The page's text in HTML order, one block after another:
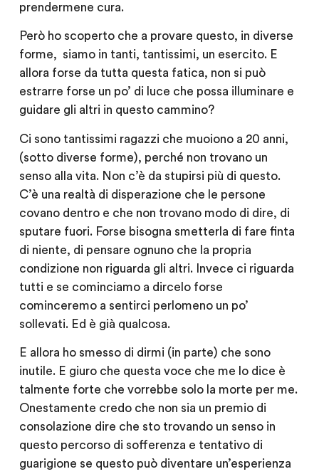
prendermene cura.
Però ho scoperto che a provare questo, in diverse
forme, siamo in tanti, tantissimi, un esercito. E
allora forse da tutta questa fatica, non si può
estrarre forse un po’ di luce che possa illuminare e
guidare gli altri in questo cammino?
Ci sono tantissimi ragazzi che muoiono a 20 anni,
(sotto diverse forme), perché non trovano un
senso alla vita. Non c’è da stupirsi più di questo.
C’è una realtà di disperazione che le persone
covano dentro e che non trovano modo di dire, di
sputare fuori. Forse bisogna smetterla di fare finta
di niente, di pensare ognuno che la propria
condizione non riguarda gli altri. Invece ci riguarda
tutti e se cominciamo a dircelo forse
cominceremo a sentirci perlomeno un po’
sollevati. Ed è già qualcosa.
E allora ho smesso di dirmi (in parte) che sono
inutile. E giuro che questa voce che me lo dice è
talmente forte che vorrebbe solo la morte per me.
Onestamente credo che non sia un premio di
consolazione dire che sto trovando un senso in
questo percorso di sofferenza e tentativo di
guarigione se questo può diventare un’esperienza